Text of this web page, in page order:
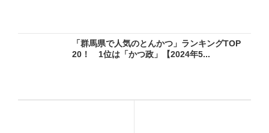
「群馬県で人気のとんかつ」ランキングTOP
20！ 1位は「かつ政」【2024年5...